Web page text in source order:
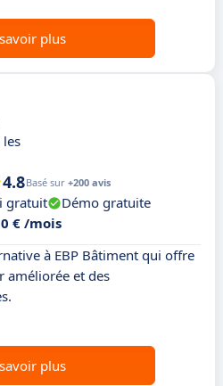
plus
4.8Basé sur +200 avis
gratuit
Démo gratuite
€ /mois
à EBP Bâtiment qui offre
améliorée et des
plus